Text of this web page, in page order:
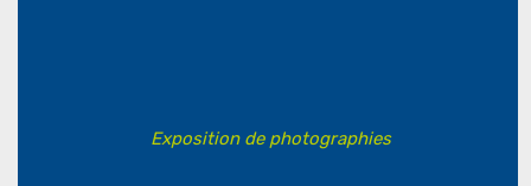
Exposition de photographies